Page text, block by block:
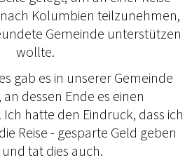
Kolumbien teilzunehmen,
Gemeinde unterstützen
wollte.
gab es in unserer Gemeinde
dessen Ende es einen
hatte den Eindruck, dass ich
Reise - gesparte Geld geben
tat dies auch.